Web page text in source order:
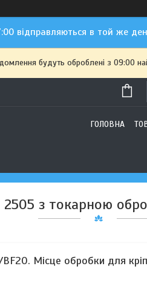
відправляються в той же
будуть оброблені з 09:00
ГОЛОВНА
з токарною
BF20. Місце обробки для